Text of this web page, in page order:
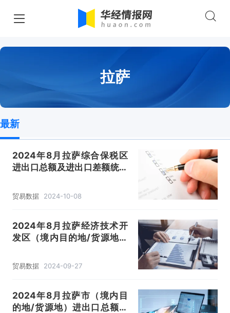
拉萨
最新
2024年8月拉萨综合保税区
进出口总额及进出口差额统计
贸易数据 2024-10-08
2024年8月拉萨经济技术开
发区（境内目的地/货源地）
分析
贸易数据 2024-09-27
2024年8月拉萨市（境内目
的地/货源地）进出口总额及